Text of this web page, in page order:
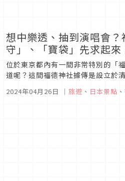
想中樂透、抽到演唱會
守」、「寶袋」先求起來
位於東京都內有一間非常特別的「
道呢？這間福德神社據傳是設立於
業務祈求演唱會門票抽中的業務。
2024年04月26日 ｜ 旅遊 、 日本景點 、